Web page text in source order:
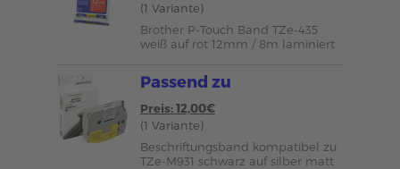
(1 Variante)
Brother P-Touch Band TZe-435
weiß auf rot 12mm / 8m laminiert
Passend zu
Preis: 12,00€
(1 Variante)
Beschriftungsband kompatibel zu
TZe-M931 schwarz auf silber matt